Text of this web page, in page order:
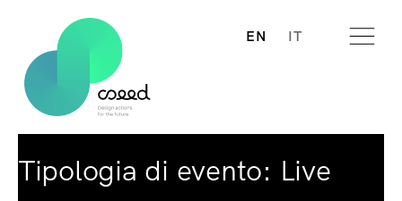
EN IT
Tipologia di evento: Live